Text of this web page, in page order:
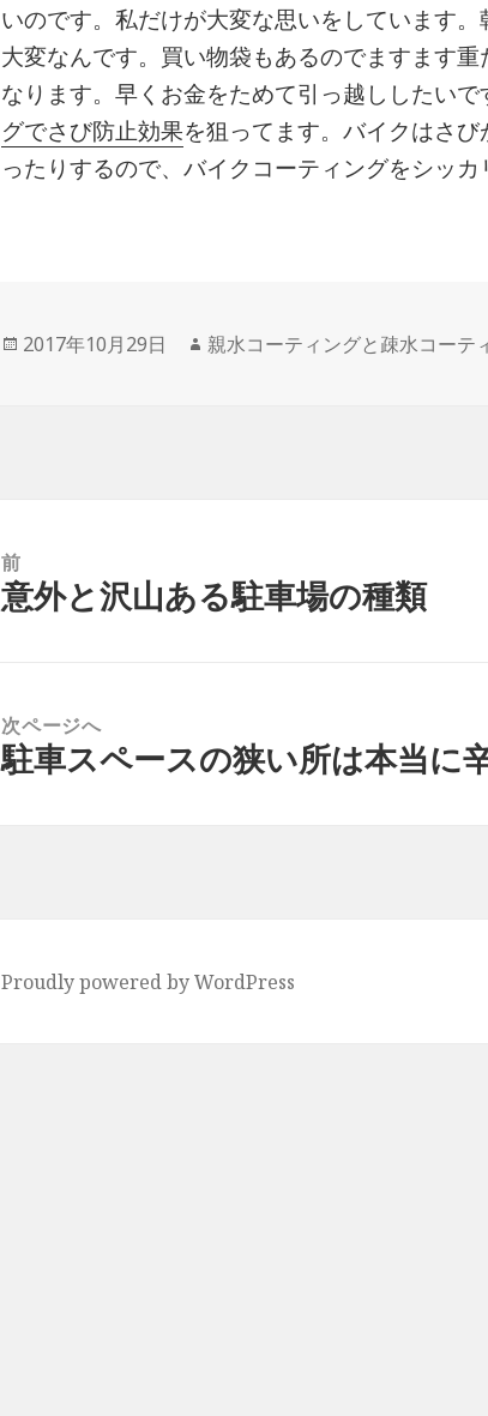
いのです。私だけが大変な思いをしています
大変なんです。買い物袋もあるのでますます
なります。早くお金をためて引っ越ししたいで
グでさび防止効果を狙ってます。バイクはさ
ったりするので、バイクコーティングをシッカ
投
2017年10月29日
作
親水コーティングと疎水コーテ
前
前
意外と沢山ある駐車場の種類
次ページへ
次
駐車スペースの狭い所は本当に
Proudly powered by WordPress